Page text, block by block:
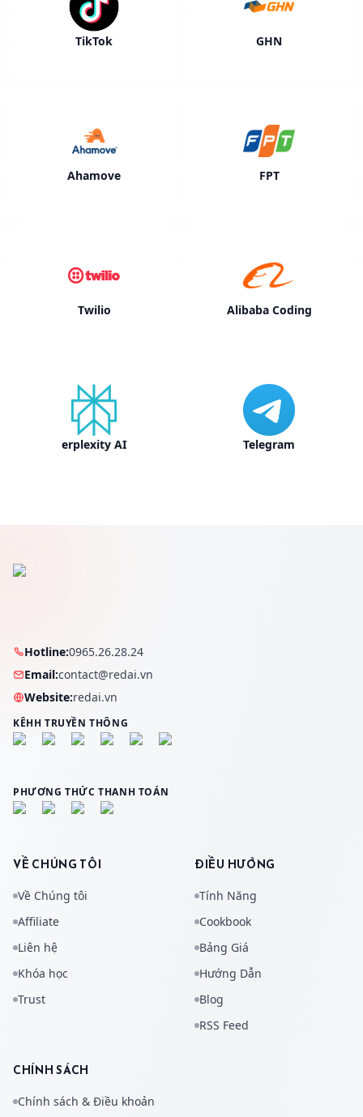
TikTok GHN
Ahamove FPT
Twilio Alibaba Coding
erplexity AI Telegram
Hotline:0965.26.28.24
Email:contact@redai.vn
Website:redai.vn
KÊНH TRUYỀN THÔNG
PHƯƠNG THỨC THANH TOÁN
VỀ CHÚNG TÔI
Về Chúng tôi
Affiliate
Liên hệ
Khóa học
Trust
ĐIỀU HƯỚNG
Tính Năng
Cookbook
Bảng Giá
Hướng Dẫn
Blog
RSS Feed
CHÍNH SÁCH
Chính sách & Điều khoản